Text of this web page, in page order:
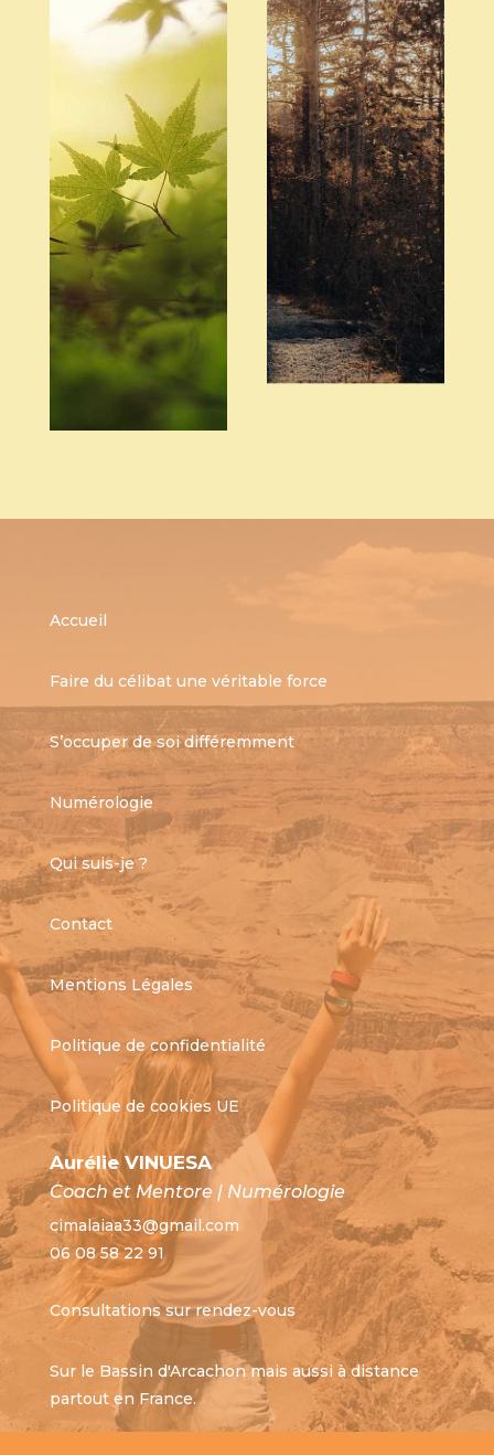
Accueil
Faire du célibat une véritable force
S’occuper de soi différemment
Numérologie
Qui suis-je ?
Contact
Mentions Légales
Politique de confidentialité
Politique de cookies UE
Aurélie VINUESA
Coach et Mentore | Numérologie
cimalaiaa33@gmail.com
06 08 58 22 91
Consultations sur rendez-vous
Sur le Bassin d'Arcachon mais aussi à distance
partout en France.